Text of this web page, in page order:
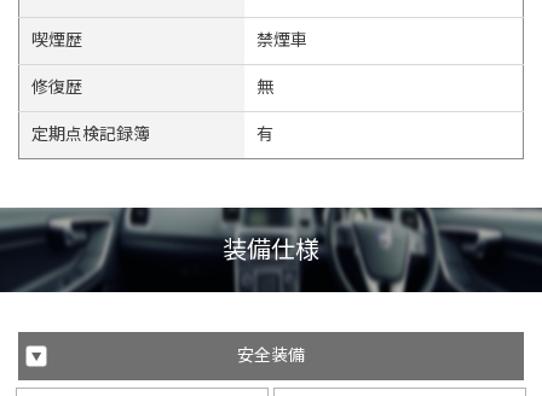
喫煙歴 禁煙車
修復歴 無
定期点検記録簿 有
装備仕様
安全装備